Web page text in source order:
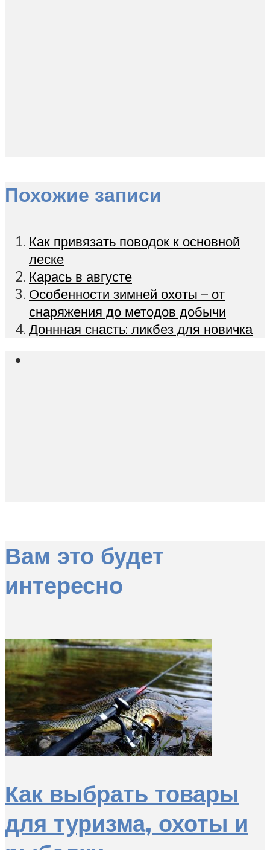
Похожие записи
Как привязать поводок к основной
леске
Карась в августе
Особенности зимней охоты – от
снаряжения до методов добычи
Доннная снасть: ликбез для новичка
Вам это будет
интересно
Как выбрать товары
для туризма, охоты и